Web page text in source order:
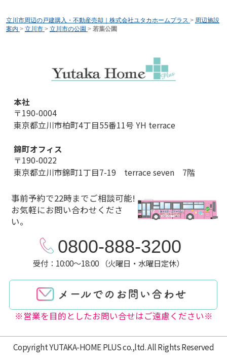
立川市周辺の戸建購入・不動産売却｜株式会社ユタカホームプラス > 周辺施設
案内 > 立川市 > 立川市の公園 > 若葉公園
本社
〒190-0004
東京都立川市柏町4丁目55番11号 YH terrace
錦町オフィス
〒190-0022
東京都立川市錦町1丁目7-19 terrace seven 7階
事前予約で22時までご相談可能!
お気軽にお問い合わせくださ
い。
0800-888-3200
受付：10:00～18:00 （火曜日・水曜日定休）
※営業を目的としたお問い合せはご遠慮ください※
Copyright YUTAKA-HOME PLUS co.,ltd. All Rights Reserved